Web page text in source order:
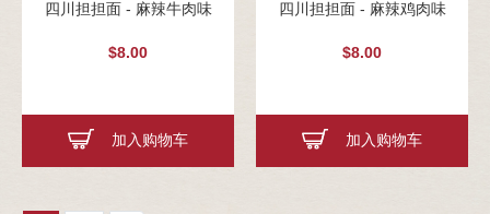
四川担担面 - 麻辣牛肉味
$8.00
加入购物车
四川担担面 - 麻辣鸡肉味
$8.00
加入购物车